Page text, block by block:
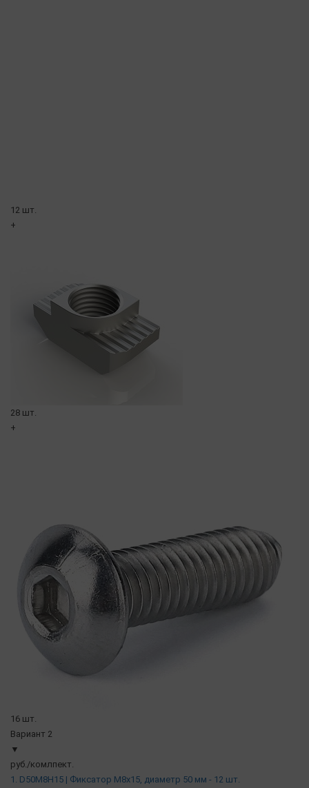
12 шт.
+
28 шт.
+
16 шт.
Вариант 2
▼
руб./комлпект.
1. D50M8H15 | Фиксатор М8х15, диаметр 50 мм - 12 шт.